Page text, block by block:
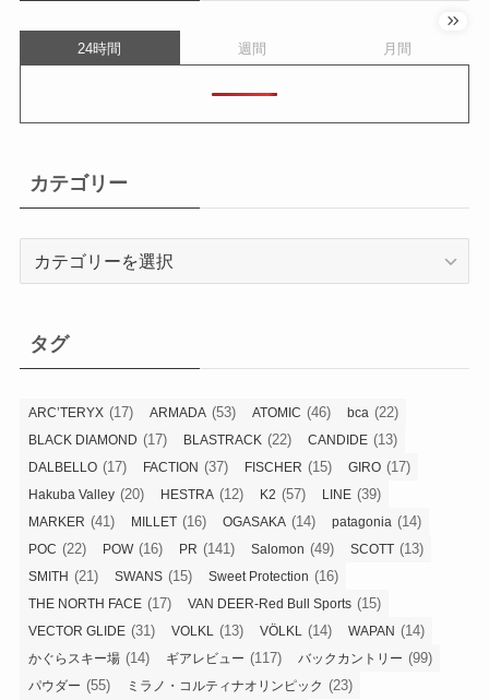
24時間 週間 月間
カテゴリー
ー
タグ
ARC’TERYX (17) ARMADA (53) ATOMIC (46) bca (22)
BLACK DIAMOND (17) BLASTRACK (22) CANDIDE (13)
DALBELLO (17) FACTION (37) FISCHER (15) GIRO (17)
Hakuba Valley (20) HESTRA (12) K2 (57) LINE (39)
MARKER (41) MILLET (16) OGASAKA (14) patagonia (14)
POC (22) POW(16) PR (141) Salomon (49) SCOTT (13)
SMITH (21) SWANS (15) Sweet Protection (16)
THE NORTH FACE (17) VAN DEER-Red Bull Sports (15)
VECTOR GLIDE (31) VOLKL (13) VÖLKL (14) WAPAN (14)
かぐらスキー場 (14) ギアレビュー (117) バックカントリー (99)
パウダー (55) ミラノ・コルティナオリンピック (23)